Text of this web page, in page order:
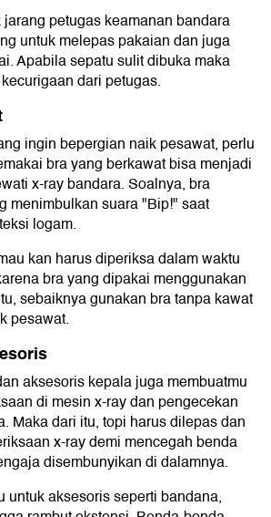
petugas keamanan bandara
untuk melepas pakaian dan juga
Apabila sepatu sulit dibuka maka
dari petugas.
ingin bepergian naik pesawat, perlu
bra yang berkawat bisa menjadi
x-ray bandara. Soalnya, bra
menimbulkan suara "Bip!" saat
logam.
kan harus diperiksa dalam waktu
bra yang dipakai menggunakan
sebaiknya gunakan bra tanpa kawat
pesawat.
aksesoris kepala juga membuatmu
di mesin x-ray dan pengecekan
Maka dari itu, topi harus dilepas dan
x-ray demi mencegah benda
disembunyikan di dalamnya.
untuk aksesoris seperti bandana,